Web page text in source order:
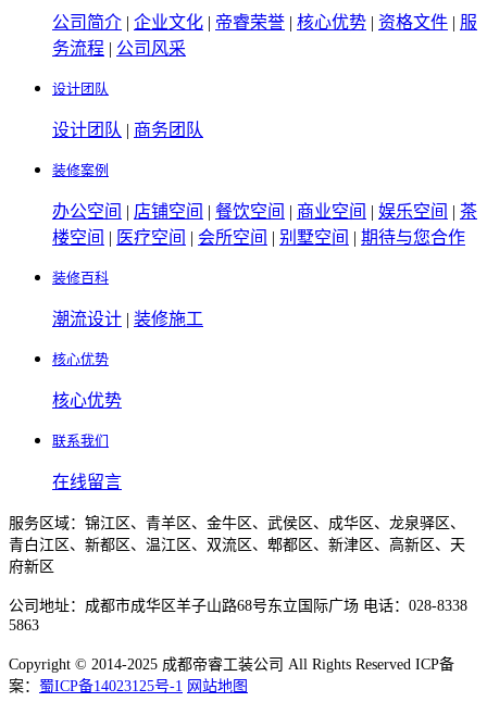
公司简介 | 企业文化 | 帝睿荣誉 | 核心优势 | 资格文件 | 服
务流程 | 公司风采
设计团队
设计团队 | 商务团队
装修案例
办公空间 | 店铺空间 | 餐饮空间 | 商业空间 | 娱乐空间 | 茶
楼空间 | 医疗空间 | 会所空间 | 别墅空间 | 期待与您合作
装修百科
潮流设计 | 装修施工
核心优势
核心优势
联系我们
在线留言
服务区域：锦江区、青羊区、金牛区、武侯区、成华区、龙泉驿区、
青白江区、新都区、温江区、双流区、郫都区、新津区、高新区、天
府新区
公司地址：成都市成华区羊子山路68号东立国际广场 电话：028-8338
5863
Copyright © 2014-2025 成都帝睿工装公司 All Rights Reserved ICP备
案： 蜀ICP备14023125号-1 网站地图